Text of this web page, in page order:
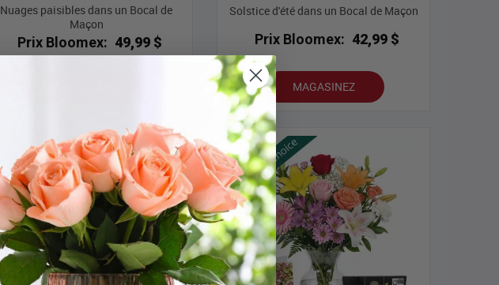
Nuages ​​paisibles dans un Bocal de
Maçon
Prix Bloomex: 49,99 $
Solstice d'été dans un Bocal de Maçon
Prix Bloomex: 42,99 $
MAGASINEZ
Meilleures ventes